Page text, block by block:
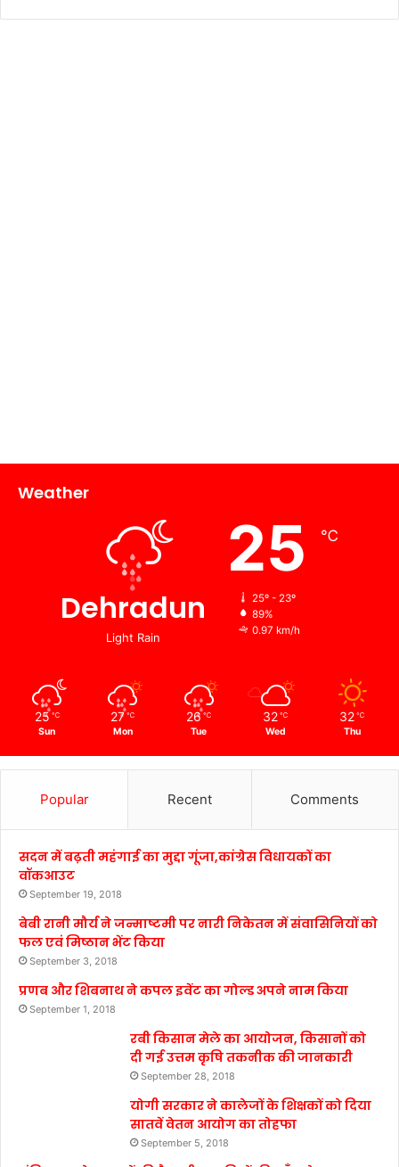
Weather
Dehradun
Light Rain
25 ℃
25º - 23º
89%
0.97 km/h
25 ℃
Sun
27 ℃
Mon
26 ℃
Tue
32 ℃
Wed
32 ℃
Thu
Popular Recent Comments
सदन में बढ़ती महंगाई का मुद्दा गूंजा,कांग्रेस विधायकों का
वॉकआउट
September 19, 2018
बेबी रानी मौर्य ने जन्माष्टमी पर नारी निकेतन में संवासिनियों को
फल एवं मिष्ठान भेंट किया
September 3, 2018
प्रणब और शिबनाथ ने कपल इवेंट का गोल्ड अपने नाम किया
September 1, 2018
रबी किसान मेले का आयोजन, किसानों को
दी गई उत्तम कृषि तकनीक की जानकारी
September 28, 2018
योगी सरकार ने कालेजों के शिक्षकों को दिया
सातवें वेतन आयोग का तोहफा
September 5, 2018